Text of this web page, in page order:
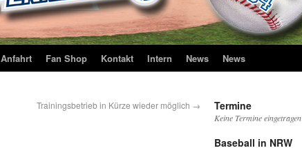
Anfahrt Fan Shop Kontakt Intern News News
Trainingsbetrieb in Kürze wieder möglich → Termine
Keine Termine eingetragen
Baseball in NRW